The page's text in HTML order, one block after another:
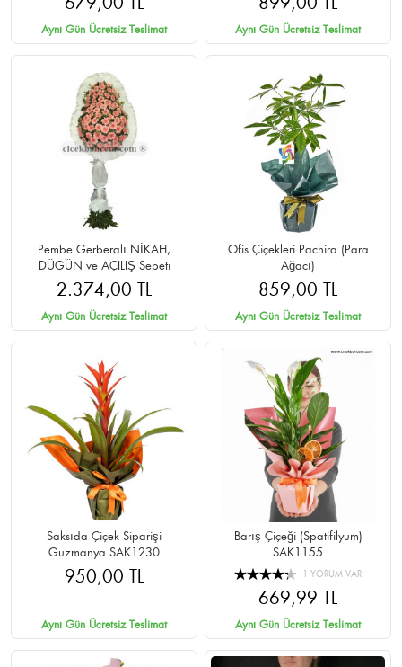
Aynı Gün Ücretsiz Teslimat Aynı Gün Ücretsiz Teslimat
Pembe Gerberalı NİKAH,
DÜGÜN ve AÇILIŞ Sepeti
2.374,00 TL
Aynı Gün Ücretsiz Teslimat
Ofis Çiçekleri Pachira (Para
Ağacı)
859,00 TL
Aynı Gün Ücretsiz Teslimat
Saksıda Çiçek Siparişi
Guzmanya SAK1230
950,00 TL
Aynı Gün Ücretsiz Teslimat
Barış Çiçeği (Spatifilyum)
SAK1155
1 YORUM VAR
669,99 TL
Aynı Gün Ücretsiz Teslimat